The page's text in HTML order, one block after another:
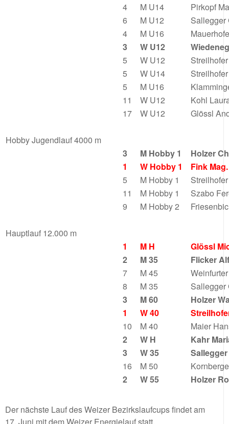
4
M U14
Pirkopf
6
M U12
4
M U16
3
W U12
5
W U12
5
W U14
5
M U16
11
W U12
Kohl
17
W U12 Glössl
Hobby Jugendlauf 4000 m
3
M Hobby 1
Holzer
1
W Hobby 1
Fink
5
M Hobby 1
11
M Hobby 1
Szabo
9
M Hobby 2
Hauptlauf 12.000 m
1
M H
Glössl
2
M 35
Flicker
7
M 45
8
M 35
3
M 60
Holzer
1
W 40
10
M 40
Maier
2
W H
Kahr
3
W 35
16
M 50
2
W 55 Holzer
Der nächste Lauf des Weizer Bezirkslaufcups findet am